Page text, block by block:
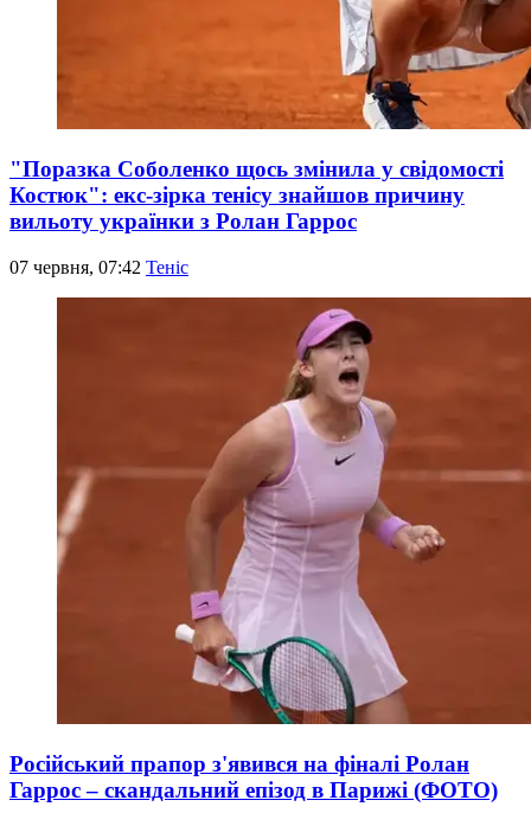
"Поразка Соболенко щось змінила у свідомості
Костюк": екс-зірка тенісу знайшов причину
вильоту українки з Ролан Гаррос
07 червня, 07:42 Теніс
Російський прапор з'явився на фіналі Ролан
Гаррос – скандальний епізод в Парижі (ФОТО)